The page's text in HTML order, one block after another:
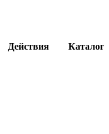
Действия Каталог